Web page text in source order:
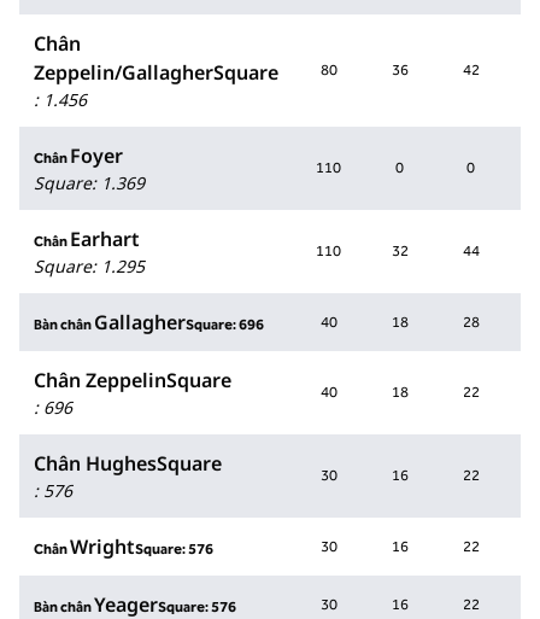
Chân
Zeppelin/GallagherSquare
: 1.456
80 36 42
Chân Foyer
Square: 1.369
110 0 0
Chân Earhart
Square: 1.295
110 32 44
Bàn chân GallagherSquare: 696 40 18 28
Chân ZeppelinSquare
: 696
40 18 22
Chân HughesSquare
: 576
30 16 22
ChânWrightSquare: 576 30 16 22
Bàn chânYeagerSquare: 576 30 16 22